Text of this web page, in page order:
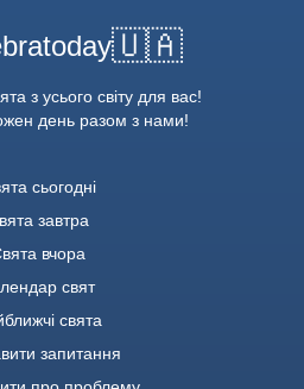
🇺🇦
з усього світу для вас!
день разом з нами!
сьогодні
завтра
вчора
свят
свята
запитання